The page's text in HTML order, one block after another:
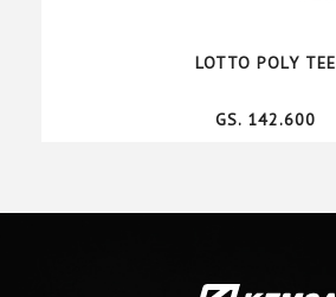
LOTTO POLY TEE
GS. 142.600